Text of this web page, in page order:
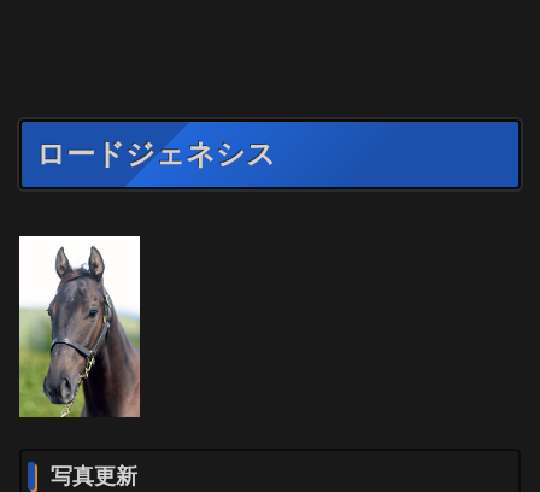
ロードジェネシス
写真更新